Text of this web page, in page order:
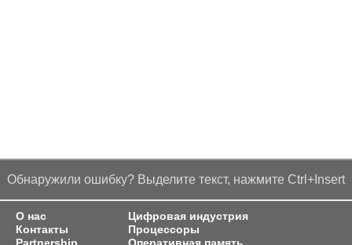
Обнаружили ошибку? Выделите текст, нажмите Ctrl+Insert
О нас
Контакты
Цифровая индустрия
Процессоры